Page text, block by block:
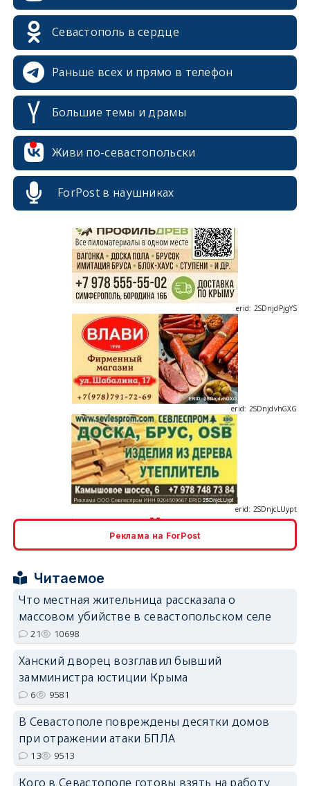
Севастополь в сердце
Раньше всех и прямо в телефон
Большие темы и драмы
Живи по-севастопольски
ForPost в наушниках
erid: 2SDnjdPjgYS
erid: 2SDnjdvhGXG
Реклама на ForPost
Читаемое
Что местная жительница рассказала о
массовом убийстве в севастопольском селе
21 10698
Ханский дворец возглавил бывший
замминистра юстиции Крыма
6 9581
В Севастополе повреждены десятки домов
при отражении атаки БПЛА
13 9513
Кого в Севастополе готовы взять на работу